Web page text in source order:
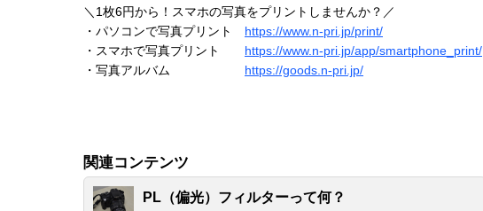
＼1枚6円から！スマホの写真をプリントしませんか？／
・パソコンで写真プリント https://www.n-pri.jp/print/
・スマホで写真プリント https://www.n-pri.jp/app/smartphone_print/
・写真アルバム https://goods.n-pri.jp/
関連コンテンツ
PL（偏光）フィルターって何？